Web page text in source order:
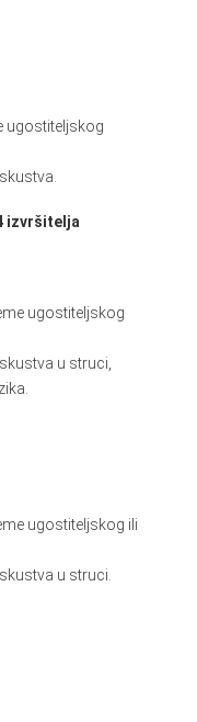
ugostiteljskog
izvršitelja
ugostiteljskog
u struci,
ugostiteljskog ili
u struci.